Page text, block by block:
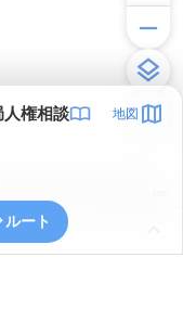
権相談 地図
ルート